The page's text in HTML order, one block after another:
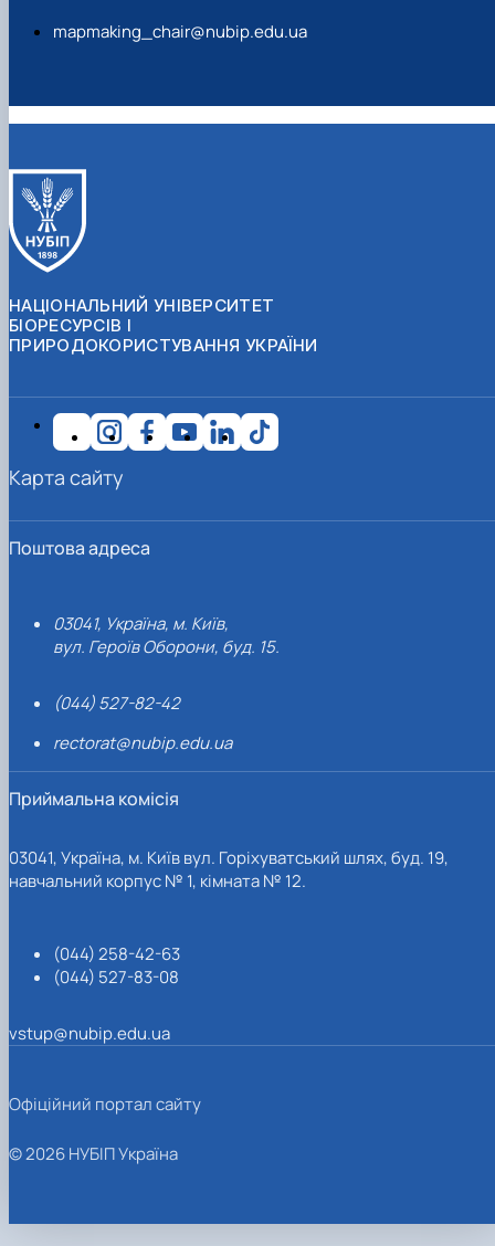
mapmaking_chair@nubip.edu.ua
НАЦІОНАЛЬНИЙ УНІВЕРСИТЕТ
БІОРЕСУРСІВ І
ПРИРОДОКОРИСТУВАННЯ УКРАЇНИ
Поштова адреса
03041, Україна, м. Київ,
вул. Героїв Оборони, буд. 15.
(044) 527-82-42
rectorat@nubip.edu.ua
Приймальна комісія
03041, Україна, м. Київ вул. Горіхуватський шлях, буд. 19,
навчальний корпус № 1, кімната № 12.
(044) 258-42-63
(044) 527-83-08
vstup@nubip.edu.ua
Карта сайту
Офіційний портал сайту
© 2026 НУБІП Україна